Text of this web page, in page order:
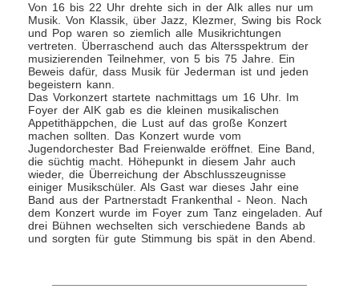
Von 16 bis 22 Uhr drehte sich in der AIk alles nur um
Musik. Von Klassik, über Jazz, Klezmer, Swing bis Rock
und Pop waren so ziemlich alle Musikrichtungen
vertreten. Überraschend auch das Altersspektrum der
musizierenden Teilnehmer, von 5 bis 75 Jahre. Ein
Beweis dafür, dass Musik für Jederman ist und jeden
begeistern kann.
Das Vorkonzert startete nachmittags um 16 Uhr. Im
Foyer der AIK gab es die kleinen musikalischen
Appetithäppchen, die Lust auf das große Konzert
machen sollten. Das Konzert wurde vom
Jugendorchester Bad Freienwalde eröffnet. Eine Band,
die süchtig macht. Höhepunkt in diesem Jahr auch
wieder, die Überreichung der Abschlusszeugnisse
einiger Musikschüler. Als Gast war dieses Jahr eine
Band aus der Partnerstadt Frankenthal - Neon. Nach
dem Konzert wurde im Foyer zum Tanz eingeladen. Auf
drei Bühnen wechselten sich verschiedene Bands ab
und sorgten für gute Stimmung bis spät in den Abend.